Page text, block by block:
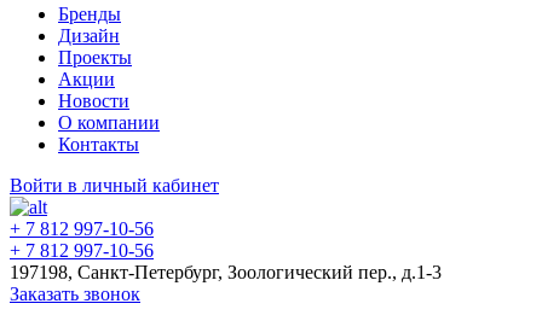
Бренды
Дизайн
Проекты
Акции
Новости
О компании
Контакты
Войти в личный кабинет
+ 7 812 997-10-56
+ 7 812 997-10-56
197198, Санкт-Петербург, Зоологический пер., д.1-3
Заказать звонок